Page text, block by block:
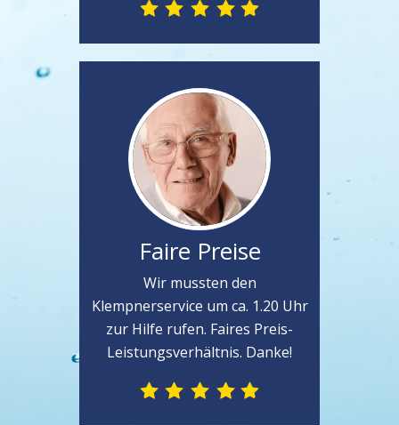
Faire Preise
Wir mussten den
Klempnerservice um ca. 1.20 Uhr
zur Hilfe rufen. Faires Preis-
Leistungsverhältnis. Danke!